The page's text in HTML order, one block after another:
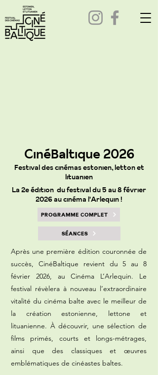
CinéBaltique 2026
Festival des cinémas estonien, letton et
lituanien
La 2e édition du festival du 5 au 8 février
2026 au cinéma l'Arlequin !
PROGRAMME COMPLET
SÉANCES
Après une première édition couronnée de
succès, CinéBaltique revient du 5 au 8
février 2026, au Cinéma L’Arlequin. Le
festival révèlera à nouveau l’extraordinaire
vitalité du cinéma balte avec le meilleur de
la création estonienne, lettone et
lituanienne. À découvrir, une sélection de
films primés, courts et longs-métrages,
ainsi que des classiques et œuvres
emblématiques de cinéastes baltes.